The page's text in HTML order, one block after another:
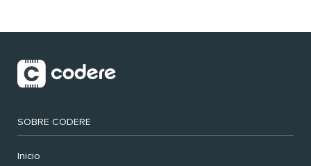
SOBRE CODERE
Inicio